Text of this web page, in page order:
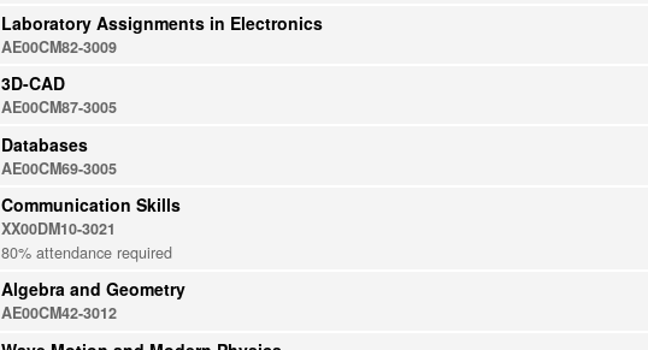
Laboratory Assignments in Electronics
AE00CM82-3009
3D-CAD
AE00CM87-3005
Databases
AE00CM69-3005
Communication Skills
XX00DM10-3021
80% attendance required
Algebra and Geometry
AE00CM42-3012